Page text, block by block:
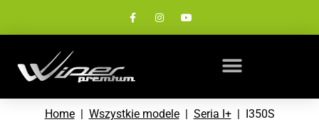
Home| Wszystkie modele | Seria I+| I350S